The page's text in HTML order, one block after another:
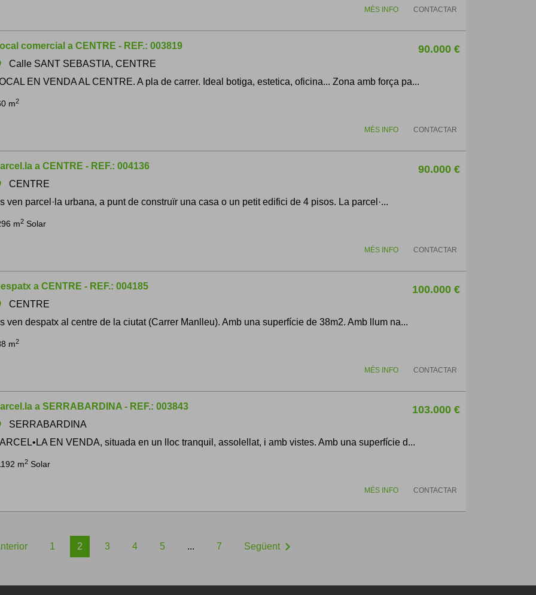
CONTACTAR
MÉS INFO
comercial a CENTRE - REF.: 003819 90.000 €
Calle SANT SEBASTIA, CENTRE
EN VENDA AL CENTRE. A pla de carrer. Ideal botiga, estetica, oficina... Zona amb força pa...
m2
CONTACTAR
MÉS INFO
a CENTRE - REF.: 004136 90.000 €
CENTRE
ven parcel·la urbana, a punt de construïr una casa o un petit edifici de 4 pisos. La parcel·...
m2 Solar
CONTACTAR
MÉS INFO
a CENTRE - REF.: 004185 100.000 €
CENTRE
ven despatx al centre de la ciutat (Carrer Manlleu). Amb una superfície de 38m2. Amb llum na...
m2
CONTACTAR
MÉS INFO
a SERRABARDINA - REF.: 003843 103.000 €
SERRABARDINA
EN VENDA, situada en un lloc tranquil, assolellat, i amb vistes. Amb una superfície d...
m2 Solar
CONTACTAR
MÉS INFO
1 2 3 4 5 ... 7 Següentchevron_right